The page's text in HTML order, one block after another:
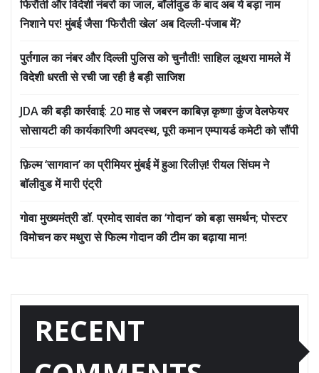
फिरौती और विदेशी नंबरों का जाल, बॉलीवुड के बाद अब ये बड़ा नाम
निशाने पर! मुंबई जैसा ‘फिरौती खेल’ अब दिल्ली-पंजाब में?
पुर्तगाल का नंबर और दिल्ली पुलिस को चुनौती! साहिल लूथरा मामले में
विदेशी धरती से रची जा रही है बड़ी साजिश
JDA की बड़ी कार्रवाई: 20 माह से जबरन काबिज़ कृष्णा कुंज वेलफेयर
सोसायटी की कार्यकारिणी अपदस्थ, पूरी कमान एम्पायर्ड कमेटी को सौंपी
फ़िल्म ‘सागवान’ का प्रीमियर मुंबई में हुआ रिलीज़! रीयल सिंघम ने
बॉलीवुड में मारी एंट्री
गोवा मुख्यमंत्री डॉ. प्रमोद सावंत का ‘गोदान’ को बड़ा समर्थन; पोस्टर
विमोचन कर मथुरा से फिल्म गोदान की टीम का बढ़ाया मान!
RECENT